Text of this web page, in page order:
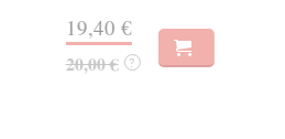
19,40 €
20,00 € ?